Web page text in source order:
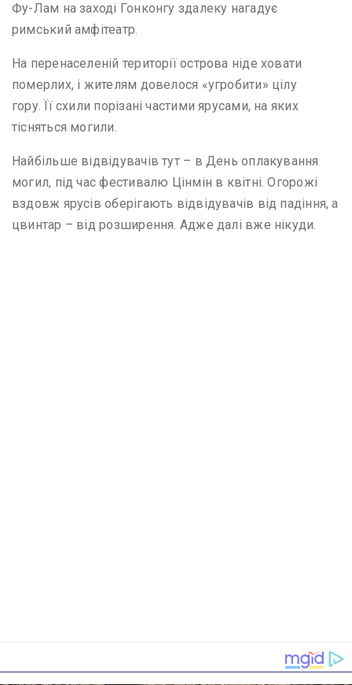
Фу-Лам на заході Гонконгу здалеку нагадує
римський амфітеатр.
На перенаселеній території острова ніде ховати
померлих, і жителям довелося «угробити» цілу
гору. Її схили порізані частими ярусами, на яких
тісняться могили.
Найбільше відвідувачів тут – в День оплакування
могил, під час фестивалю Цінмін в квітні. Огорожі
вздовж ярусів оберігають відвідувачів від падіння, а
цвинтар – від розширення. Адже далі вже нікуди.